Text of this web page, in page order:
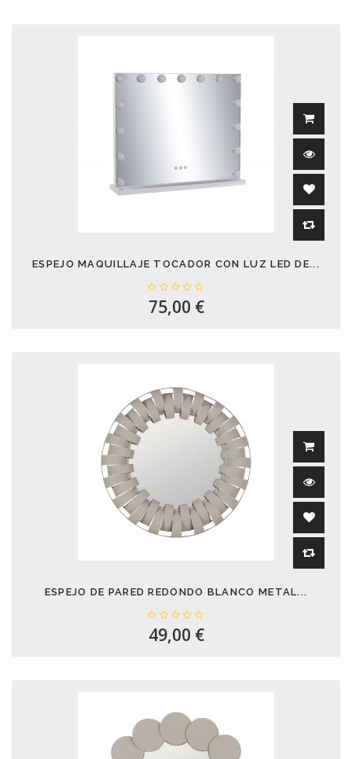
ESPEJO MAQUILLAJE TOCADOR CON LUZ LED DE...
75,00 €
ESPEJO DE PARED REDONDO BLANCO METAL...
49,00 €